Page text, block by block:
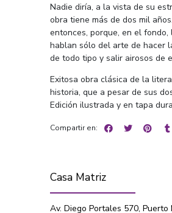
Nadie diría, a la vista de su
obra tiene más de dos mil
entonces, porque, en el
hablan sólo del arte de hacer
de todo tipo y salir airosos de
Exitosa obra clásica de la
historia, que a pesar de sus
Edición ilustrada y en tapa
Compartir en:
Casa Matriz
Av. Diego Portales 570, Puerto